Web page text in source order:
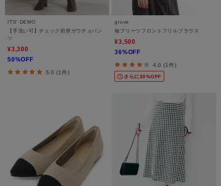
ITS' DEMO
【手洗い可】チェック切替ガウチョパン
ツ
¥3,300
50%OFF
5.0 (1件)
grove
袖プリーツフロントフリルブラウス
¥3,500
36%OFF
4.0 (1件)
さらに30%OFF